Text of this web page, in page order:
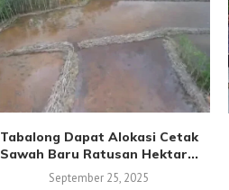
Tabalong Dapat Alokasi Cetak
Sawah Baru Ratusan Hektar...
September 25, 2025